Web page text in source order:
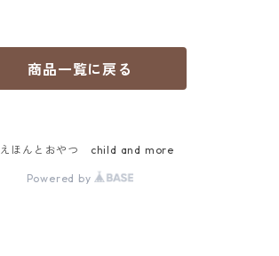
商品一覧に戻る
ほんとおやつ child and more
Powered by